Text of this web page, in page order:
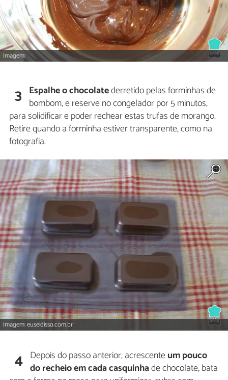
Imagem:
3 Espalhe o chocolatederretido pelas forminhas de
bombom, e reserve no congelador por 5 minutos,
para solidificar e poder rechear estas trufas de morango.
Retire quando a forminha estiver transparente, como na
fotografia.
Imagem: euseidisso.com.br
4 Depois do passo anterior, acrescenteum pouco
do recheio em cada casquinhade chocolate, bata